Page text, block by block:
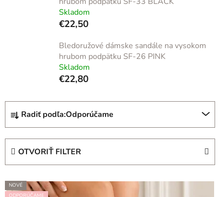
Skladom
€22,50
Bledoružové dámske sandále na vysokom
hrubom podpätku SF-26 PINK
Skladom
€22,80
R
d
e
Radiť podľa:Odporúčame
OTVORIŤ FILTER
VNOVÉ
ODPORÚČAME